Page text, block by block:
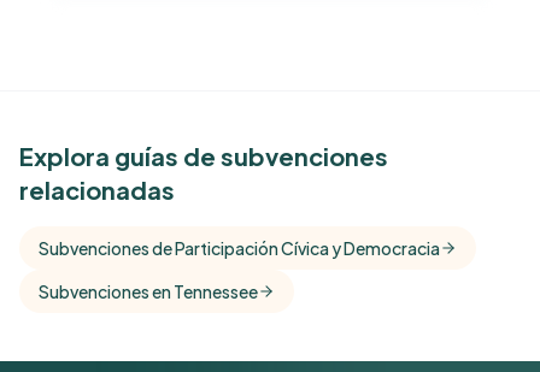
See Similar Funders
Free Kindora accounts unlock side-by-side
funder's focus areas and giving profile.
Explora guías de subvenciones
relacionadas
Subvenciones de Participación Cívica y Democracia
Subvenciones en Tennessee